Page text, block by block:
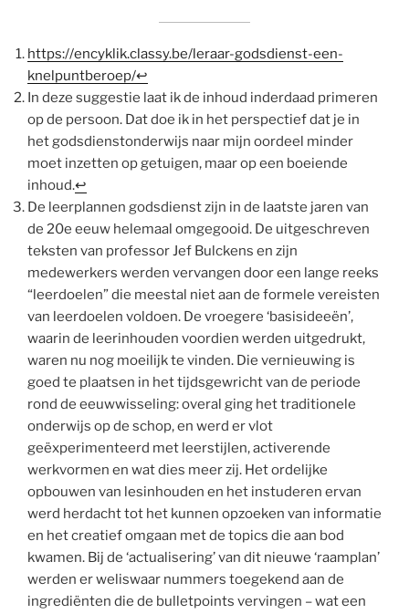
https://encyklik.classy.be/leraar-godsdienst-een-
knelpuntberoep/↩
In deze suggestie laat ik de inhoud inderdaad primeren
op de persoon. Dat doe ik in het perspectief dat je in
het godsdienstonderwijs naar mijn oordeel minder
moet inzetten op getuigen, maar op een boeiende
inhoud.↩
De leerplannen godsdienst zijn in de laatste jaren van
de 20e eeuw helemaal omgegooid. De uitgeschreven
teksten van professor Jef Bulckens en zijn
medewerkers werden vervangen door een lange reeks
“leerdoelen” die meestal niet aan de formele vereisten
van leerdoelen voldoen. De vroegere ‘basisideeën’,
waarin de leerinhouden voordien werden uitgedrukt,
waren nu nog moeilijk te vinden. Die vernieuwing is
goed te plaatsen in het tijdsgewricht van de periode
rond de eeuwwisseling: overal ging het traditionele
onderwijs op de schop, en werd er vlot
geëxperimenteerd met leerstijlen, activerende
werkvormen en wat dies meer zij. Het ordelijke
opbouwen van lesinhouden en het instuderen ervan
werd herdacht tot het kunnen opzoeken van informatie
en het creatief omgaan met de topics die aan bod
kwamen. Bij de ‘actualisering’ van dit nieuwe ‘raamplan’
werden er weliswaar nummers toegekend aan de
ingrediënten die de bulletpoints vervingen – wat een